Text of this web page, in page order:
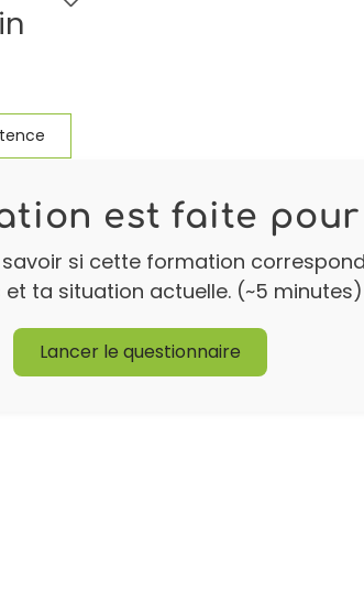
est faite pour
si cette formation
ta situation actuelle. (~5 minutes)
Lancer le questionnaire